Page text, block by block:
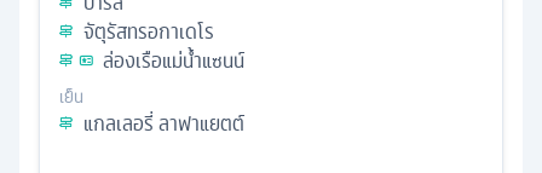
จัตุรัสทรอกาเดโร
ล่องเรือแม่น้ำแซนน์
เย็น
แกลเลอรี่ ลาฟาแยตต์